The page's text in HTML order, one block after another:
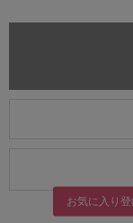
お気に入り